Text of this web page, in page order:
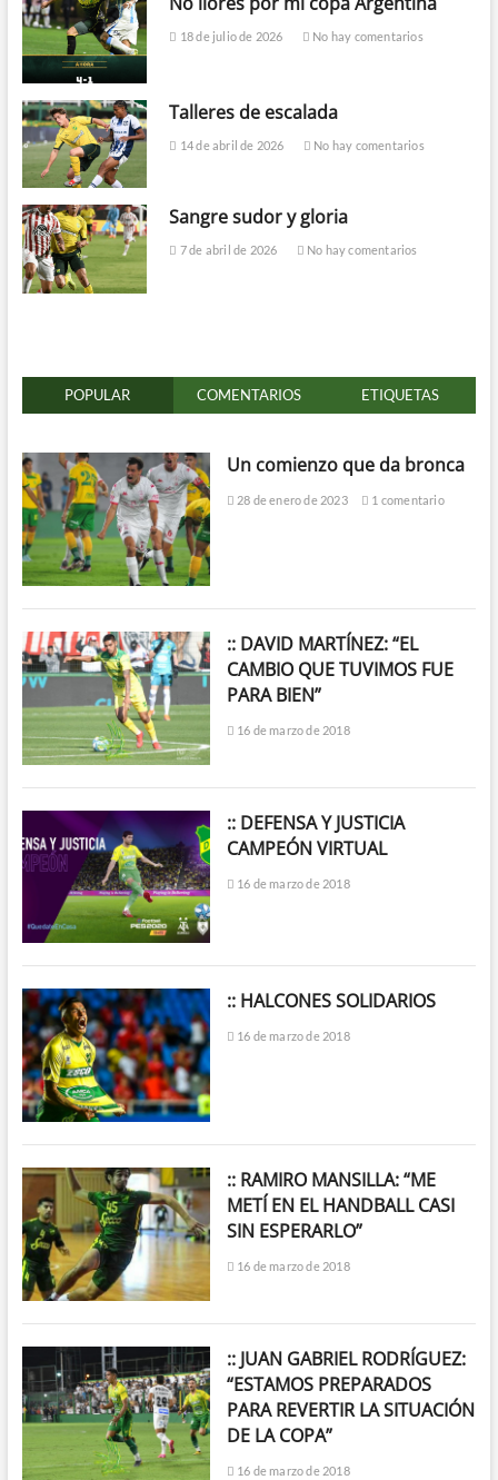
18 de julio de 2026 No hay comentarios
Talleres de escalada
14 de abril de 2026 No hay comentarios
Sangre sudor y gloria
7 de abril de 2026 No hay comentarios
POPULAR COMENTARIOS ETIQUETAS
Un comienzo que da bronca
28 de enero de 2023 1 comentario
:: DAVID MARTÍNEZ: “EL
CAMBIO QUE TUVIMOS FUE
PARA BIEN”
16 de marzo de 2018
:: DEFENSA Y JUSTICIA
CAMPEÓN VIRTUAL
16 de marzo de 2018
:: HALCONES SOLIDARIOS
16 de marzo de 2018
:: RAMIRO MANSILLA: “ME
METÍ EN EL HANDBALL CASI
SIN ESPERARLO”
16 de marzo de 2018
:: JUAN GABRIEL RODRÍGUEZ:
“ESTAMOS PREPARADOS
PARA REVERTIR LA SITUACIÓN
DE LA COPA”
16 de marzo de 2018